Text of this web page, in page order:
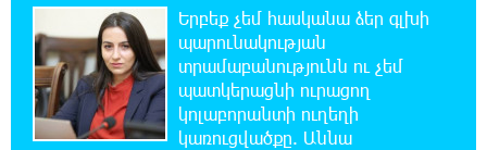
19:49:28 10-08-2026
Հայաստանը և արցախյան մշակութային
ժառանգությունը կներկայացվեն Վիեննայի
միջազգային փառատոնում
Երբեք չեմ հասկանա ձեր գլխի
պարունակության
տրամաբանությունն ու չեմ
պատկերացնի ուրացող
կոլաբորանտի ուղեղի
կառուցվածքը. Աննա